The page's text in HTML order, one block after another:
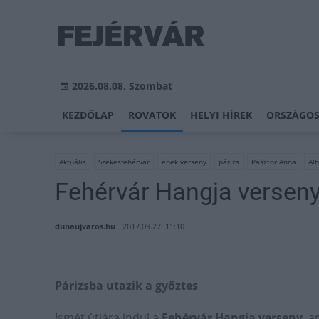
2026.08.08, Szombat
KEZDŐLAP ROVATOK HELYI HÍREK
Aktuális Székesfehérvár ének verseny párizs Pásztor Anna
Fehérvár Hangja
dunaujvaros.hu 2017.09.27. 11:10
Párizsba utazik a győztes